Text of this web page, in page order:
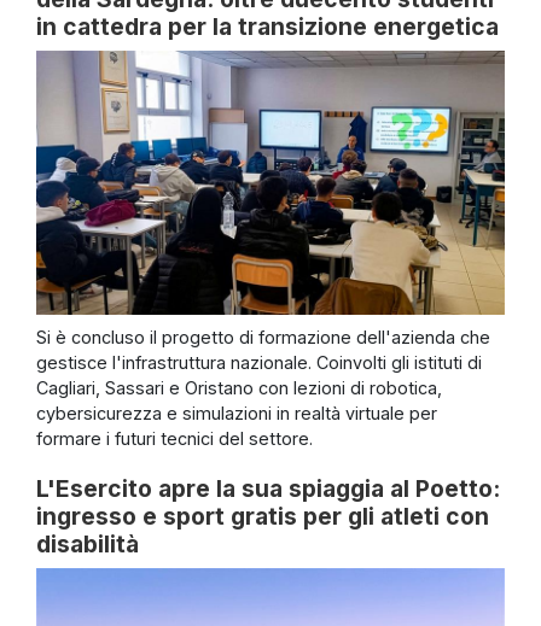
in cattedra per la transizione energetica
Si è concluso il progetto di formazione dell'azienda che
gestisce l'infrastruttura nazionale. Coinvolti gli istituti di
Cagliari, Sassari e Oristano con lezioni di robotica,
cybersicurezza e simulazioni in realtà virtuale per
formare i futuri tecnici del settore.
L'Esercito apre la sua spiaggia al Poetto:
ingresso e sport gratis per gli atleti con
disabilità